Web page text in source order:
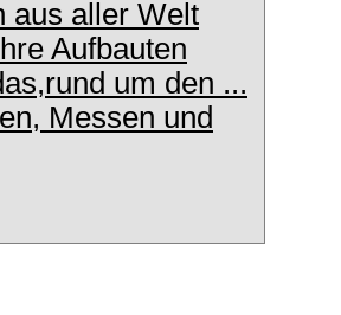
aus aller Welt
Aufbauten
um den ...
Messen und